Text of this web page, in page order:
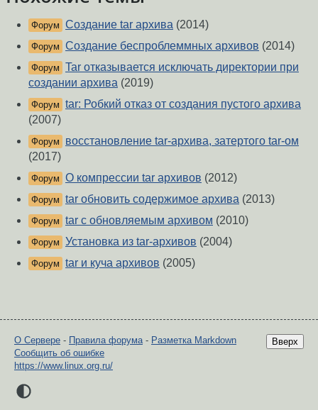
Форум Создание tar архива (2014)
Форум Создание беспроблеммных архивов (2014)
Форум Tar отказывается исключать директории при
создании архива (2019)
Форум tar: Робкий отказ от создания пустого архива
(2007)
Форум
восстановление tar-архива, затертого tar-ом
(2017)
Форум О компрессии tar архивов (2012)
Форум tar обновить содержимое архива (2013)
Форум tar с обновляемым архивом (2010)
Форум Установка из tar-архивов (2004)
Форум tar и куча архивов (2005)
Вверх
О Сервере - Правила форума- Разметка Markdown
Сообщить об ошибке
https://www.linux.org.ru/